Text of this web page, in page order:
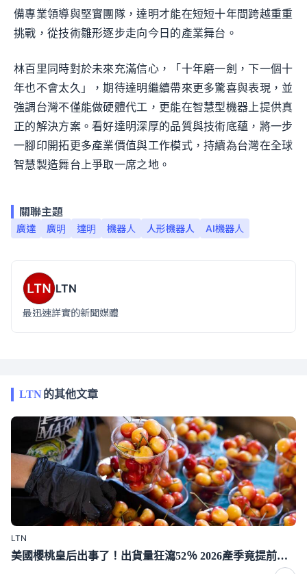
備專業領導與堅實團隊，達明才能在短短十年間跨越重重
挑戰，從技術雛形逐步走向今日的產業舞台。
林百里同時對於未來充滿信心，「十年磨一劍，下一個十
年也不會太久」，期待達明繼續帶來更多驚喜與表現，並
強調台灣不僅能做硬體代工，更能在智慧型機器上提供真
正的解決方案。看好達明深厚的品質與技術底蘊，將一步
一腳印開拓更多產業價值與工作模式，持續為台灣在全球
智慧製造舞台上爭取一席之地。
關聯主題
廣達 廣明 達明 機器人 人形機器人 AI機器人
LTN
最迅速詳實的新聞媒體
LTN的其他文章
LTN
美國櫻桃皇后出事了！出貨量狂瀉52％ 2026產季竟提前結束了